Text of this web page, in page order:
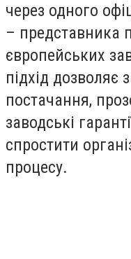
через одного
– представника
європейських
підхід дозволяє
постачання,
заводські
спростити
процесу.